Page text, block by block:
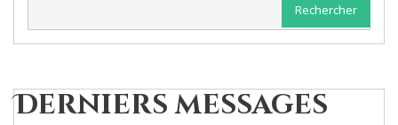
Rechercher
Derniers messages